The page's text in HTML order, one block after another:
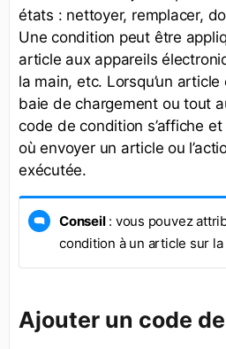
états : nettoyer, remplacer,
Une condition peut être
article aux appareils
la main, etc. Lorsqu’un
baie de chargement ou tout
code de condition s’affiche et
où envoyer un article ou
exécutée.
Conseil: vous pouvez
condition à un article sur
Ajouter un code